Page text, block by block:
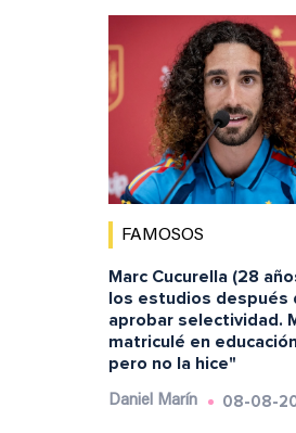
FAMOSOS
Marc Cucurella (28
los estudios después
aprobar selectividad.
matriculé en
pero no la hice"
Daniel Marín 08-08-